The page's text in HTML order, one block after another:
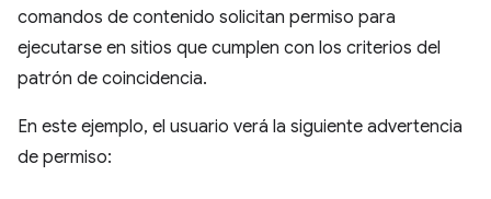
comandos de contenido solicitan permiso para
ejecutarse en sitios que cumplen con los criterios del
patrón de coincidencia.
En este ejemplo, el usuario verá la siguiente advertencia
de permiso: